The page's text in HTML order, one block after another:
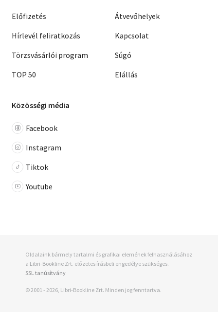
Előfizetés
Hírlevél feliratkozás
Törzsvásárlói program
TOP 50
Átvevőhelyek
Kapcsolat
Súgó
Elállás
Közösségi média
Facebook
Instagram
Tiktok
Youtube
Oldalaink bármely tartalmi és grafikai elemének felhasználásához
a Libri-Bookline Zrt. előzetes írásbeli engedélye szükséges.
SSL tanúsítvány
© 2001 - 2026, Libri-Bookline Zrt. Minden jog fenntartva.